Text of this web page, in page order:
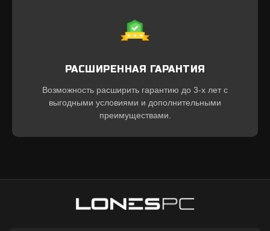
РАСШИРЕННАЯ ГАРАНТИЯ
Возможность расширить гарантию до 3-х лет с
выгодными условиями и дополнительными
преимуществами.